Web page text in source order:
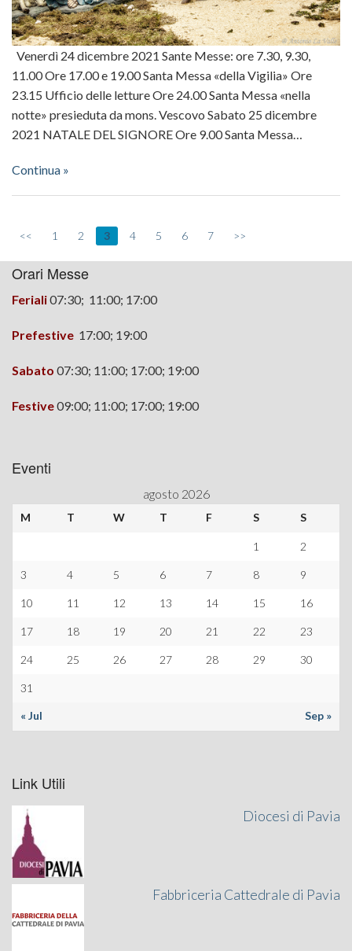
Venerdì 24 dicembre 2021 Sante Messe: ore 7.30, 9.30,
11.00 Ore 17.00 e 19.00 Santa Messa «della Vigilia» Ore
23.15 Ufficio delle letture Ore 24.00 Santa Messa «nella
notte» presieduta da mons. Vescovo Sabato 25 dicembre
2021 NATALE DEL SIGNORE Ore 9.00 Santa Messa…
Continua »
<< 1 2 3 4 5 6 7 >>
Orari Messe
Feriali07:30; 11:00; 17:00
Prefestive 17:00; 19:00
Sabato 07:30; 11:00; 17:00; 19:00
Festive09:00; 11:00; 17:00; 19:00
Eventi
agosto 2026
M T W T F S S
1 2
3 4 5 6 7 8 9
10 11 12 13 14 15 16
17 18 19 20 21 22 23
24 25 26 27 28 29 30
31
« Jul Sep »
Link Utili
Diocesi di Pavia
Fabbriceria Cattedrale di Pavia